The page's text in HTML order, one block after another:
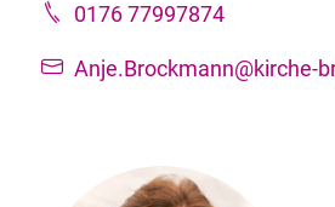
0176 77997874
Anje.Brockmann@kirche-